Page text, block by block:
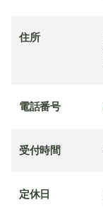
住所
電話番号
受付時間
定休日